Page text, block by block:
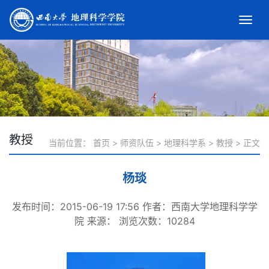
教授 当前位置： 首页 > 师资队伍 > 地理科学系 > 教授 > 正文
杨琰
发布时间：2015-06-19 17:56 作者：西南大学地理科学学
院 来源： 浏览次数： 10284